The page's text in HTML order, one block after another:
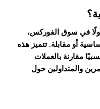
؟
في سوق الفوركس،
أو مقابلة. تتميز هذه
مقارنة بالعملات
والمتداولين حول